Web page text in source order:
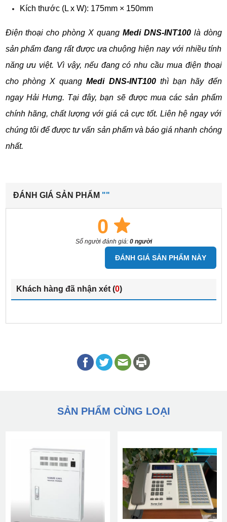
Kích thước (L x W): 175mm × 150mm
Điện thoại cho phòng X quang Medi DNS-INT100 là dòng
sản phẩm đang rất được ưa chuộng hiện nay với nhiều tính
năng ưu việt. Vì vậy, nếu đang có nhu cầu mua điện thoại
cho phòng X quang Medi DNS-INT100 thì bạn hãy đến
ngay Hải Hưng. Tại đây, bạn sẽ được mua các sản phẩm
chính hãng, chất lượng với giá cả cực tốt. Liên hệ ngay với
chúng tôi để được tư vấn sản phẩm và báo giá nhanh chóng
nhất.
ĐÁNH GIÁ SẢN PHẨM ""
0
Số người đánh giá: 0 người
ĐÁNH GIÁ SẢN PHẨM NÀY
Khách hàng đã nhận xét (0)
SẢN PHẨM CÙNG LOẠI